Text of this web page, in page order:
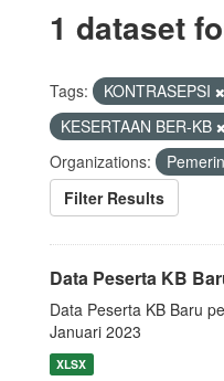
1 dataset
Tags: KONTRASEPSI
KESERTAAN BER-KB
Organizations:
Filter Results
Data Peserta KB
Data Peserta KB Baru
Januari 2023
XLSX